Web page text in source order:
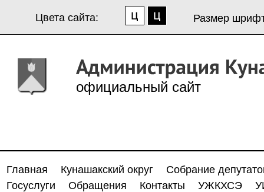
Цвета сайта: Размер
официальный сайт
Главная Кунашакский округ
Собрание
Госуслуги
Обращения Контакты УЖКХСЭ